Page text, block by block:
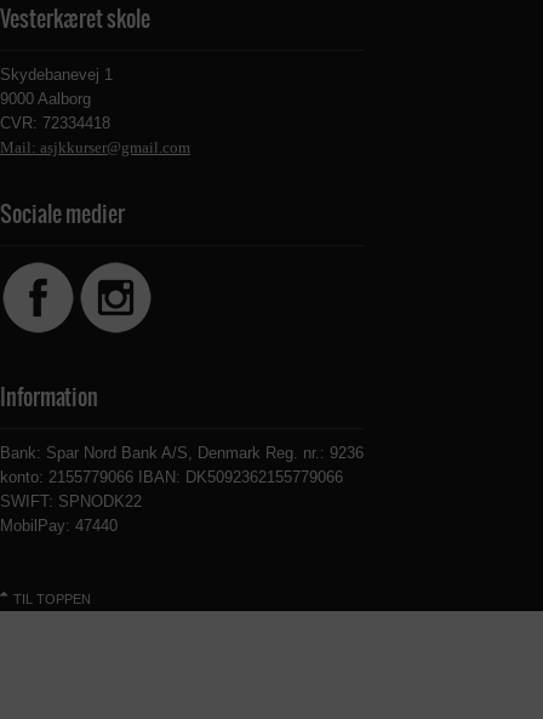
Vesterkæret skole
Skydebanevej 1
9000 Aalborg
CVR: 72334418
Mail: asjkkurser@gmail.com
Sociale medier
Information
Bank: Spar Nord Bank A/S, Denmark Reg. nr.: 9236
konto: 2155779066 IBAN: DK5092362155779066
SWIFT: SPNODK22
MobilPay: 47440
TIL TOPPEN